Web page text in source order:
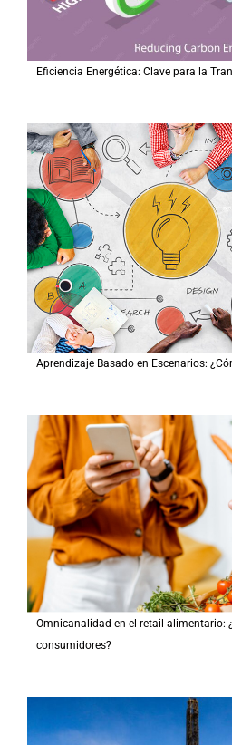
Eficiencia Energética: Clave para la
Aprendizaje Basado en Escenarios:
Omnicanalidad en el retail alimentario:
consumidores?